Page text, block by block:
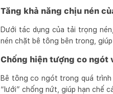
Tăng khả năng chịu nén
Dưới tác dụng của tải trọng
nén chặt bê tông bên trong,
Chống hiện tượng co ngót
Bê tông co ngót trong quá
“lưới” chống nứt, giúp hạn chế